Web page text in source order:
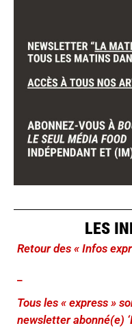
LES
Retour des « Infos
Tous les « express »
newsletter abonné(e)